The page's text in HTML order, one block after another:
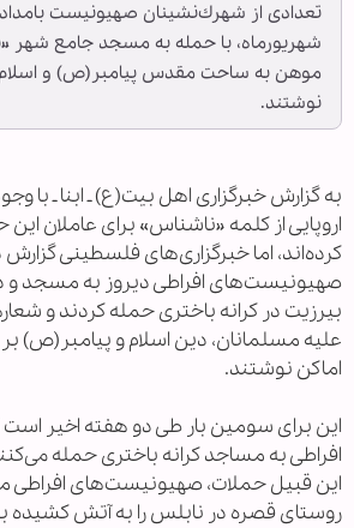
تعدادی از شهرك‌نشينان صهيونيست
شهريورماه، با حمله به مسجد جامع شهر
موهن به ساحت مقدس پيامبر(ص) و اسلام
نوشتند.
به گزارش خبرگزاری اهل بیت(ع) ـ ابنا ـ با
اروپايی از كلمه «ناشناس» برای عاملان
كرده‌اند، اما خبرگزاری‌های فلسطينی گزارش
صهيونيست‌های افراطی ديروز به مسجد و
بيرزيت در كرانه باختری حمله كردند و
عليه مسلمانان، دين اسلام و پيامبر(ص)
اماكن نوشتند.
اين برای سومين بار طی دو هفته اخير
افراطی به مساجد كرانه باختری حمله
اين قبيل حملات، صهيونيست‌های افراطی
روستای قصره در نابلس را به آتش كشيده